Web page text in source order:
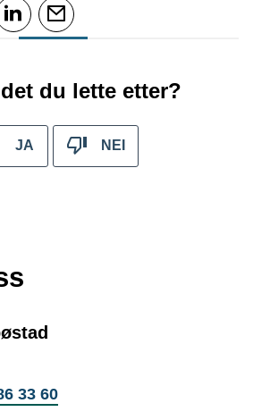
på Twitter
Del på LinkedIn
Tips en venn
du lette etter?
JA NEI
33 60